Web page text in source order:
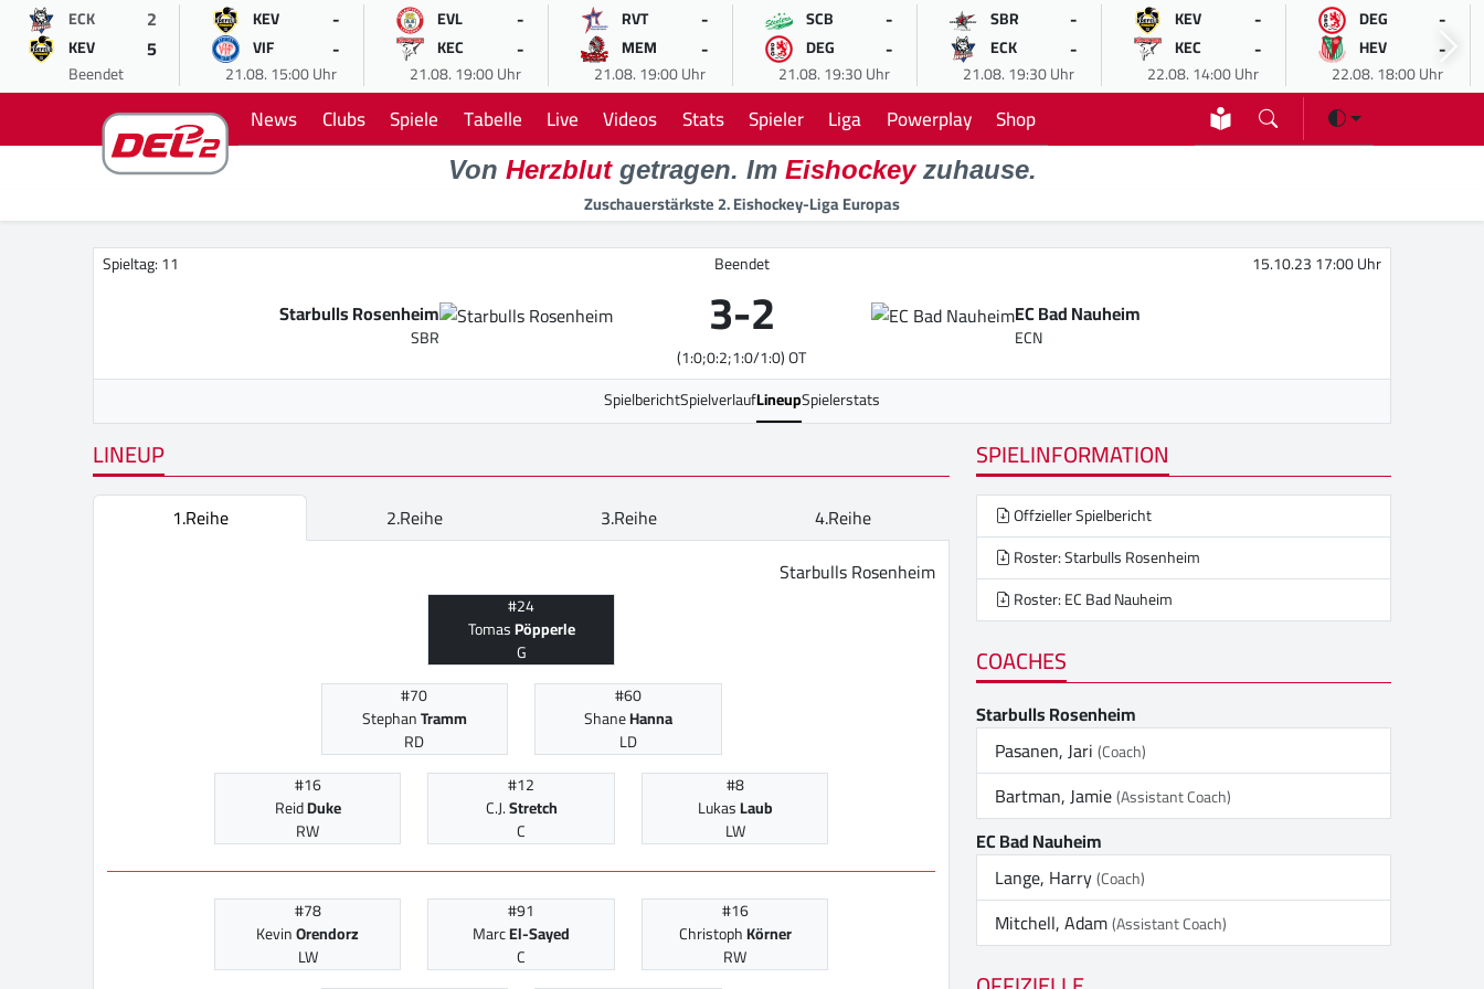
ECK 2
KEV 5
Beendet
KEV -
VIF -
21.08. 15:00 Uhr
EVL -
KEC -
21.08. 19:00 Uhr
RVT -
MEM -
21.08. 19:00 Uhr
SCB -
DEG -
21.08. 19:30 Uhr
SBR -
ECK -
21.08. 19:30 Uhr
KEV -
KEC -
22.08. 14:00 Uhr
DEG -
HEV -
22.08. 18:00 Uhr
News Clubs Spiele Tabelle Live Videos Stats Spieler Liga Powerplay Shop
Von Herzblutgetragen. Im Eishockeyzuhause.
Zuschauerstärkste 2. Eishockey-Liga Europas
Spieltag: 11 Beendet 15.10.23 17:00 Uhr
Starbulls Rosenheim
SBR 3-2
(1:0;0:2;1:0/1:0) OT
EC Bad Nauheim
ECN
SpielberichtSpielverlaufLineupSpielerstats
LINEUP
1.Reihe 2.Reihe 3.Reihe
4.Reihe
Starbulls Rosenheim
#24
TomasPöpperle
G
#70
StephanTramm
RD
#60
ShaneHanna
LD
#16
ReidDuke
RW
#12
C.J.Stretch
C
#8
LukasLaub
LW
#78
KevinOrendorz
LW
#91
MarcEl-Sayed
C
#16
ChristophKörner
RW
SPIELINFORMATION
Offzieller Spielbericht
Roster: Starbulls Rosenheim
Roster: EC Bad Nauheim
COACHES
Starbulls Rosenheim
Pasanen, Jari(Coach)
Bartman, Jamie(Assistant Coach)
EC Bad Nauheim
Lange, Harry(Coach)
Mitchell, Adam(Assistant Coach)